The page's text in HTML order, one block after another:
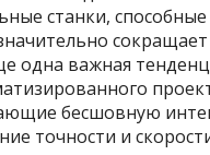
станки,
одна важная
бесшовную
точности и